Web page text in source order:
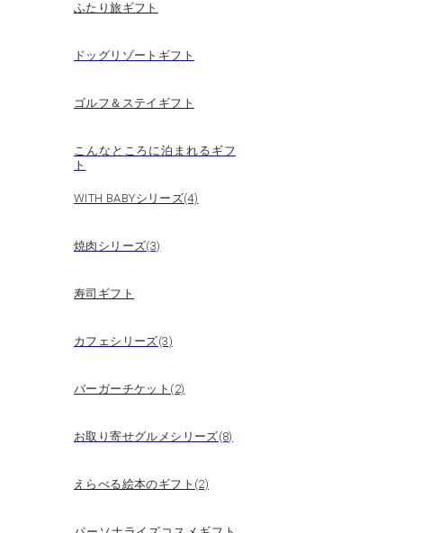
ふたり旅ギフト
ドッグリゾートギフト
ゴルフ＆ステイギフト
こんなところに泊まれるギフ
ト
WITH BABYシリーズ(4)
焼肉シリーズ(3)
寿司ギフト
カフェシリーズ(3)
バーガーチケット(2)
お取り寄せグルメシリーズ(8)
えらべる絵本のギフト(2)